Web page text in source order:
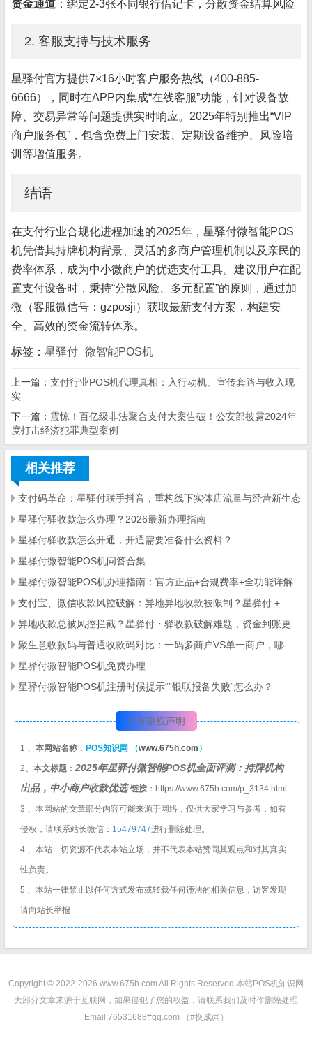
资金通道 ：绑定2-3张不同银行借记卡，分散资金结算风险
2. 客服支持与技术服务
星驿付官方提供7×16小时客户服务热线（400-885-
6666），同时在APP内集成“在线客服”功能，针对设备故
障、交易异常等问题提供实时响应。2025年特别推出“VIP
商户服务包”，包含免费上门安装、定期设备维护、风险培
训等增值服务。
结语
在支付行业合规化进程加速的2025年，星驿付微智能POS
机凭借其持牌机构背景、灵活的多商户管理机制以及亲民的
费率体系，成为中小微商户的优选支付工具。建议用户在配
置支付设备时，秉持“分散风险、多元配置”的原则，通过加
微（客服微信号：gzposji）获取最新支付方案，构建安
全、高效的资金流转体系。
标签： 星驿付 微智能POS机
上一篇： 支付行业POS机代理真相：入行动机、宣传套路与收入现
实
下一篇： 震惊！百亿级非法聚合支付大案告破！公安部披露2024年
度打击经济犯罪典型案例
相关推荐
支付码革命：星驿付联手抖音，重构线下实体店流量与经营新生态
星驿付驿收款怎么办理？2026最新办理指南
星驿付驿收款怎么开通，开通需要准备什么资料？
星驿付微智能POS机问答合集
星驿付微智能POS机办理指南：官方正品+合规费率+全功能详解
星驿付微智能POS机免费办理
星驿付微智能POS机注册时候提示“”银联报备失败“怎么办？
文章版权声明
1 、 本网站名称 ： POS知识网 （www.675h.com ）
2、 本文标题 ： 2025年星驿付微智能POS机全面评测：持牌机构
出品，中小商户收款优选链接 ：https://www.675h.com/p_3134.html
3 、本网站的文章部分内容可能来源于网络，仅供大家学习与参考，如有
侵权，请联系站长微信： 15479747进行删除处理。
4 、本站一切资源不代表本站立场，并不代表本站赞同其观点和对其真实
性负责。
5 、本站一律禁止以任何方式发布或转载任何违法的相关信息，访客发现
请向站长举报
Copyright © 2022-2026 www.675h.com All Rights Reserved.本站POS机知识网
大部分文章来源于互联网，如果侵犯了您的权益，请联系我们及时作删除处理
Email:76531688#qq.com （#换成@）